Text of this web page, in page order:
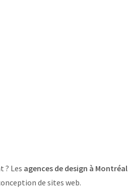
? Les agences de design à Montréal
de sites web.